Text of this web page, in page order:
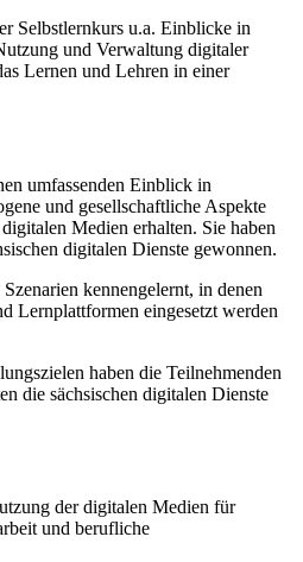
Selbstlernkurs u.a. Einblicke in
und Verwaltung digitaler
Lernen und Lehren in einer
umfassenden Einblick in
und gesellschaftliche Aspekte
Medien erhalten. Sie haben
digitalen Dienste gewonnen.
kennengelernt, in denen
Lernplattformen eingesetzt werden
haben die Teilnehmenden
die sächsischen digitalen Dienste
der digitalen Medien für
und berufliche